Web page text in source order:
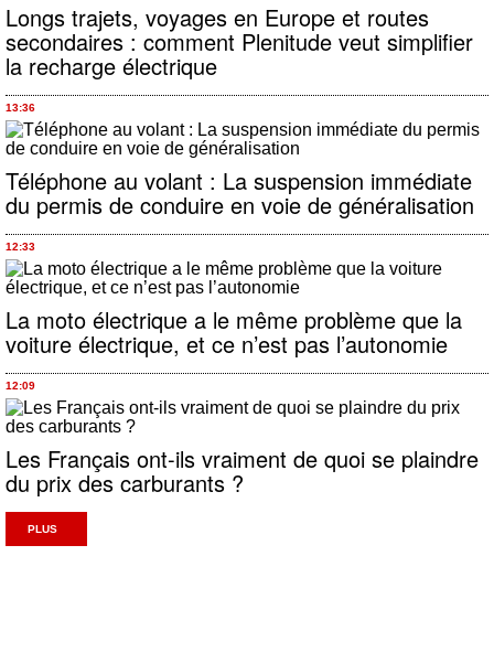
Longs trajets, voyages en Europe et routes
secondaires : comment Plenitude veut simplifier
la recharge électrique
13:36
Téléphone au volant : La suspension immédiate
du permis de conduire en voie de généralisation
12:33
La moto électrique a le même problème que la
voiture électrique, et ce n’est pas l’autonomie
12:09
Les Français ont-ils vraiment de quoi se plaindre
du prix des carburants ?
PLUS